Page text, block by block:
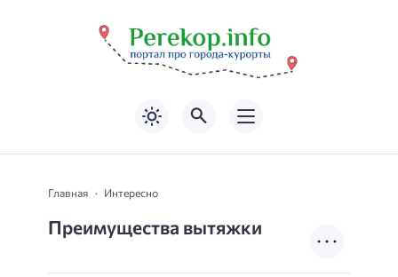
Главная Интересно
Преимущества вытяжки